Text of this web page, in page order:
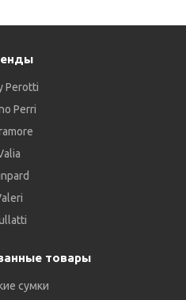
Perotti
Perri
товары
сумки